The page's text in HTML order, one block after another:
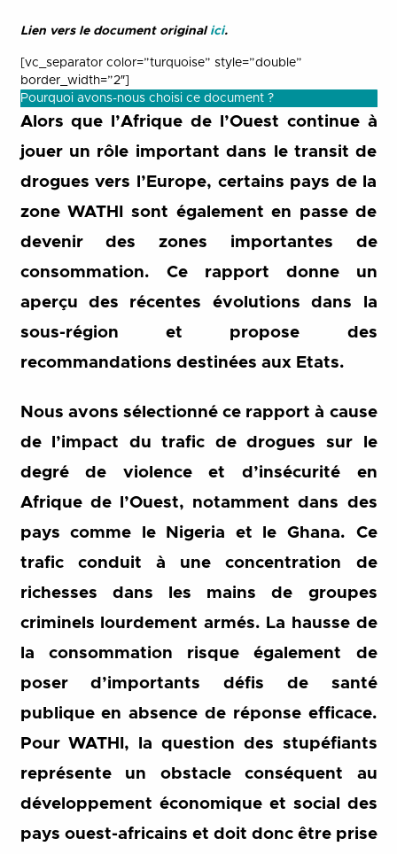
Lien vers le document original ici.
[vc_separator color=”turquoise” style=”double”
border_width=”2″]
Pourquoi avons-nous choisi ce document ?
Alors que l’Afrique de l’Ouest continue à
jouer un rôle important dans le transit de
drogues vers l’Europe, certains pays de la
zone WATHI sont également en passe de
devenir des zones importantes de
consommation. Ce rapport donne un
aperçu des récentes évolutions dans la
sous-région et propose des
recommandations destinées aux Etats.
Nous avons sélectionné ce rapport à cause
de l’impact du trafic de drogues sur le
degré de violence et d’insécurité en
Afrique de l’Ouest, notamment dans des
pays comme le Nigeria et le Ghana. Ce
trafic conduit à une concentration de
richesses dans les mains de groupes
criminels lourdement armés. La hausse de
la consommation risque également de
poser d’importants défis de santé
publique en absence de réponse efficace.
Pour WATHI, la question des stupéfiants
représente un obstacle conséquent au
développement économique et social des
pays ouest-africains et doit donc être prise